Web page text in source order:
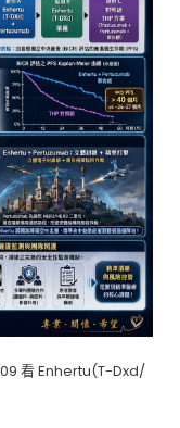
看 Enhertu(T-Dxd/